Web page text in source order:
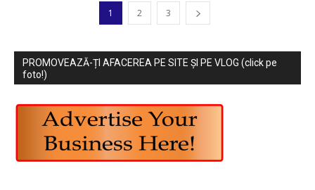
1 2 3
PROMOVEAZĂ-ȚI AFACEREA PE SITE ȘI PE VLOG (click pe
foto!)